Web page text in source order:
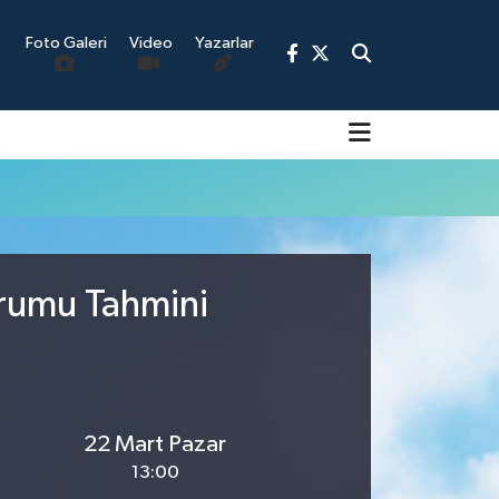
Foto Galeri Video Yazarlar
Tahmini
22 Mart Pazar
13:00